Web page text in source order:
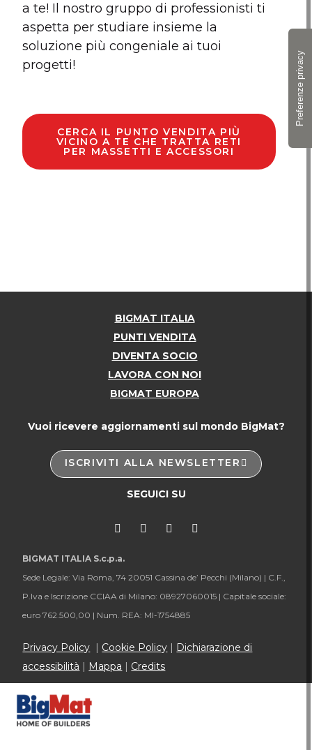
a te! Il nostro gruppo di professionisti ti
aspetta per studiare insieme la
soluzione più congeniale ai tuoi
progetti!
CERCA IL PUNTO VENDITA PIÙ
VICINO A TE CHE TRATTA RETI
PER MASSETTI E ACCESSORI
BIGMAT ITALIA
PUNTI VENDITA
DIVENTA SOCIO
LAVORA CON NOI
BIGMAT EUROPA
Vuoi ricevere aggiornamenti sul mondo BigMat?
ISCRIVITI ALLA NEWSLETTER
SEGUICI SU
BIGMAT ITALIA S.c.p.a.
Sede Legale: Via Roma, 74 20051 Cassina de’ Pecchi (Milano) | C.F.,
P.Iva e Iscrizione CCIAA di Milano: 08927060015 | Capitale sociale:
euro 762.500,00 | Num. REA: MI-1754885
Privacy Policy Cookie Policy
Dichiarazione di
accessibilità
Mappa Credits